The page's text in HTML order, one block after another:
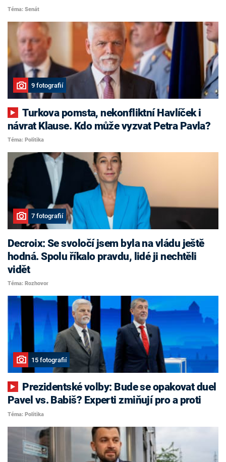
Téma: Senát
9 fotografií
Turkova pomsta, nekonfliktní Havlíček i
návrat Klause. Kdo může vyzvat Petra Pavla?
Téma: Politika
7 fotografií
Decroix: Se svoločí jsem byla na vládu ještě
hodná. Spolu říkalo pravdu, lidé ji nechtěli
vidět
Téma: Rozhovor
15 fotografií
Pavel vs. Babiš? Experti zmiňují pro a proti
Téma: Politika